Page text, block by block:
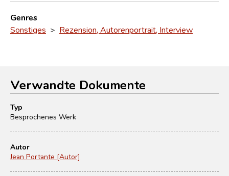
Genres
Sonstiges > Rezension, Autorenportrait, Interview
Verwandte Dokumente
Typ
Besprochenes Werk
Autor
Jean Portante [Autor]